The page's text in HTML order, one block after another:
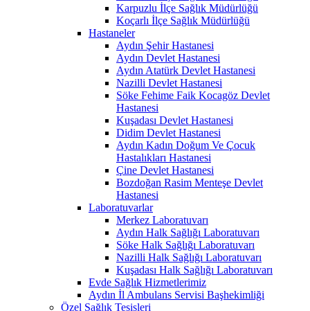
Karpuzlu İlçe Sağlık Müdürlüğü
Koçarlı İlçe Sağlık Müdürlüğü
Hastaneler
Aydın Şehir Hastanesi
Aydın Devlet Hastanesi
Aydın Atatürk Devlet Hastanesi
Nazilli Devlet Hastanesi
Söke Fehime Faik Kocagöz Devlet
Hastanesi
Kuşadası Devlet Hastanesi
Didim Devlet Hastanesi
Aydın Kadın Doğum Ve Çocuk
Hastalıkları Hastanesi
Çine Devlet Hastanesi
Bozdoğan Rasim Menteşe Devlet
Hastanesi
Laboratuvarlar
Merkez Laboratuvarı
Aydın Halk Sağlığı Laboratuvarı
Söke Halk Sağlığı Laboratuvarı
Nazilli Halk Sağlığı Laboratuvarı
Kuşadası Halk Sağlığı Laboratuvarı
Evde Sağlık Hizmetlerimiz
Aydın İl Ambulans Servisi Başhekimliği
Özel Sağlık Tesisleri